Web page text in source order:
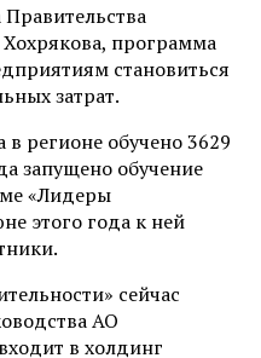
программа
становиться
затрат.
регионе обучено 3629
запущено обучение
«Лидеры
этого года к ней
сейчас
АО
в холдинг